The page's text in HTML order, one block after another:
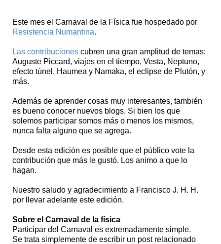
Este mes el Carnaval de la Física fue hospedado por
Resistencia Numantina.
Las contribuciones cubren una gran amplitud de temas:
Auguste Piccard, viajes en el tiempo, Vesta, Neptuno,
efecto túnel, Haumea y Namaka, el eclipse de Plutón, y
más.
Además de aprender cosas muy interesantes, también
es bueno conocer nuevos blogs. Si bien los que
solemos participar somos más o menos los mismos,
nunca falta alguno que se agrega.
Desde esta edición es posible que el público vote la
contribución que más le gustó. Los animo a que lo
hagan.
Nuestro saludo y agradecimiento a Francisco J. H. H.
por llevar adelante este edición.
Sobre el Carnaval de la física
Participar del Carnaval es extremadamente simple.
Se trata simplemente de escribir un post relacionado